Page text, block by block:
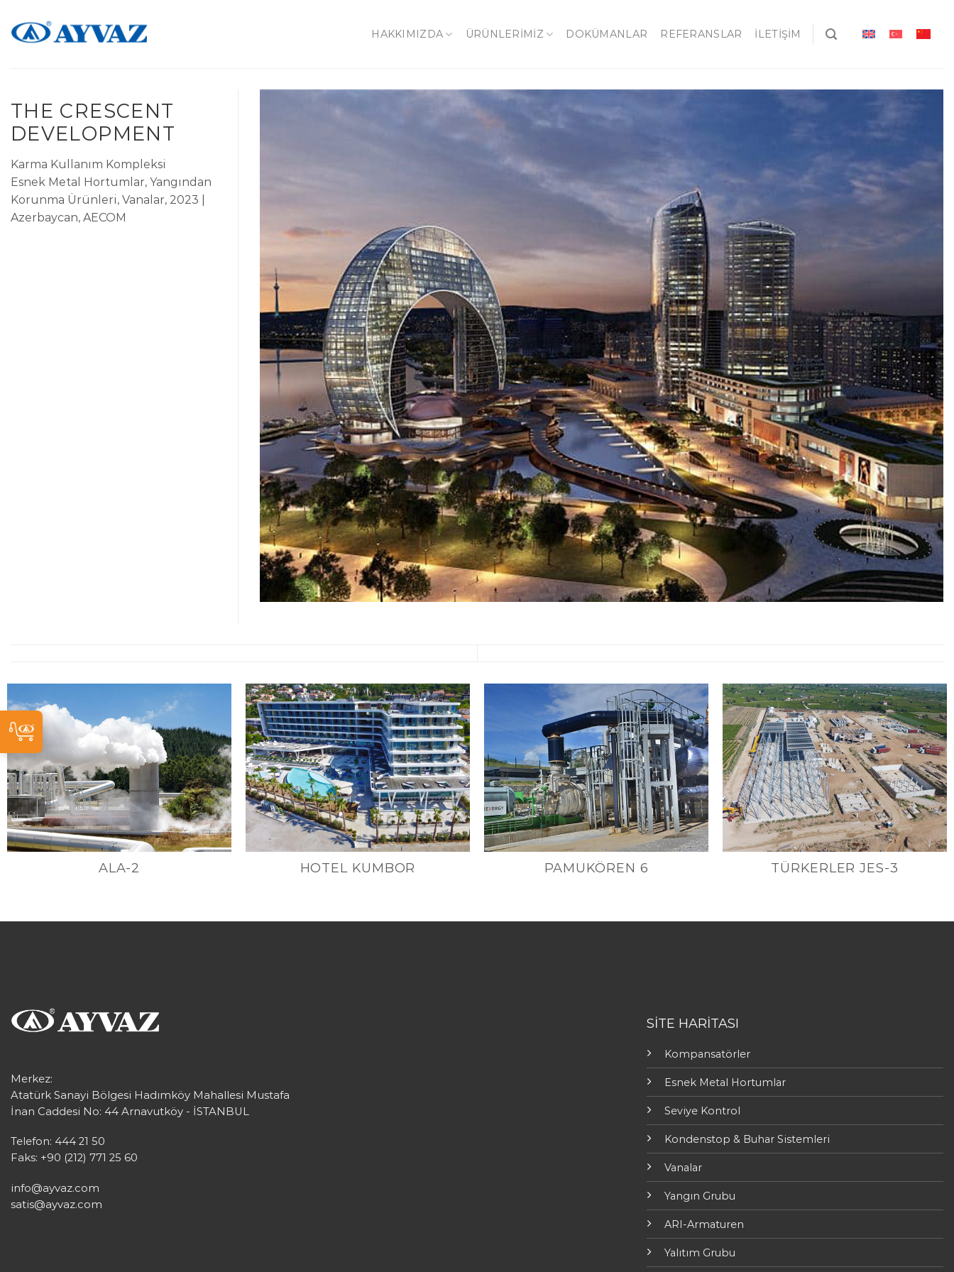
content
HAKKIMIZDA ÜRÜNLERİMİZ DOKÜMANLAR REFERANSLAR İLETIŞIM
THE CRESCENT
DEVELOPMENT
Karma Kullanım Kompleksi
Esnek Metal Hortumlar, Yangından
Korunma Ürünleri, Vanalar, 2023 |
Azerbaycan, AECOM
ALA-2 HOTEL KUMBOR PAMUKÖREN 6 TÜRKERLER JES-3
Merkez:
Atatürk Sanayi Bölgesi Hadımköy Mahallesi Mustafa
İnan Caddesi No: 44 Arnavutköy - İSTANBUL
Telefon: 444 21 50
Faks: +90 (212) 771 25 60
info@ayvaz.com
satis@ayvaz.com
SİTE HARİTASI
Kompansatörler
Esnek Metal Hortumlar
Seviye Kontrol
Kondenstop & Buhar Sistemleri
Vanalar
Yangın Grubu
ARI-Armaturen
Yalıtım Grubu